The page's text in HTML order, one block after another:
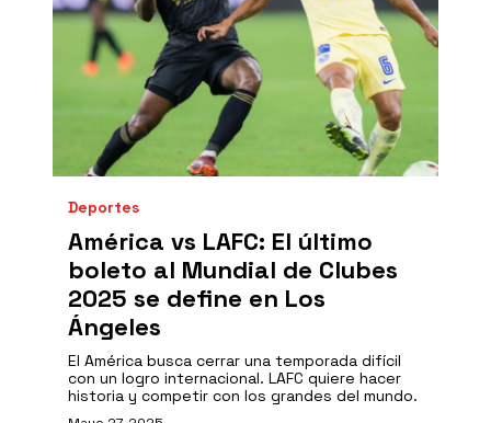
Deportes
América vs LAFC: El último
boleto al Mundial de Clubes
2025 se define en Los
Ángeles
El América busca cerrar una temporada difícil
con un logro internacional. LAFC quiere hacer
historia y competir con los grandes del mundo.